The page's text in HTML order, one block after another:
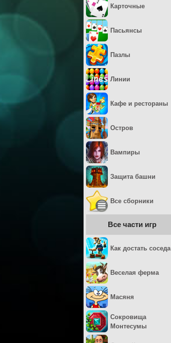
Карточные
Пасьянсы
Пазлы
Линии
Кафе и рестораны
Остров
Вампиры
Защита башни
Все сборники
Все части игр
Как достать соседа
Веселая ферма
Масяня
Сокровища
Монтесумы